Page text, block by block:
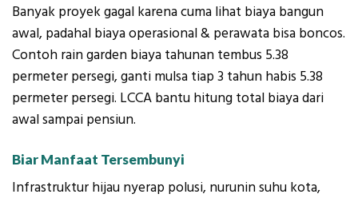
Banyak proyek gagal karena cuma lihat biaya bangun
awal, padahal biaya operasional & perawata bisa boncos.
Contoh rain garden biaya tahunan tembus 5.38
permeter persegi, ganti mulsa tiap 3 tahun habis 5.38
permeter persegi. LCCA bantu hitung total biaya dari
awal sampai pensiun.
Biar Manfaat Tersembunyi
Infrastruktur hijau nyerap polusi, nurunin suhu kota,